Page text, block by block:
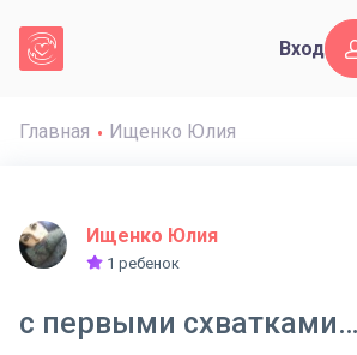
Вход
Главная Ищенко Юлия
Ищенко Юлия
1 ребенок
с первыми схватками…